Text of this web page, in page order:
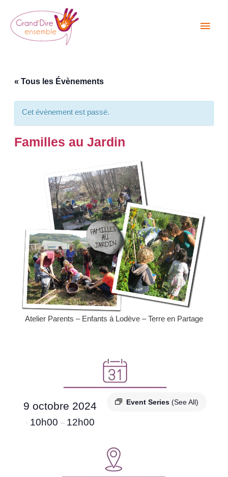
contenu
« Tous les Évènements
Cet évènement est passé.
Familles au Jardin
Atelier Parents – Enfants à Lodève – Terre en Partage
Event Series (See All)
9 octobre 2024
· 10h00 – 12h00